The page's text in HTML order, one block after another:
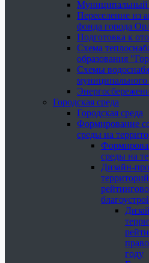
Переселение из
фонда города
Подготовка к
Схема
образования
Схемы
муниципального
Городская среда
Городская среда
Формирование
среды на
среды на
Дизайн-
году